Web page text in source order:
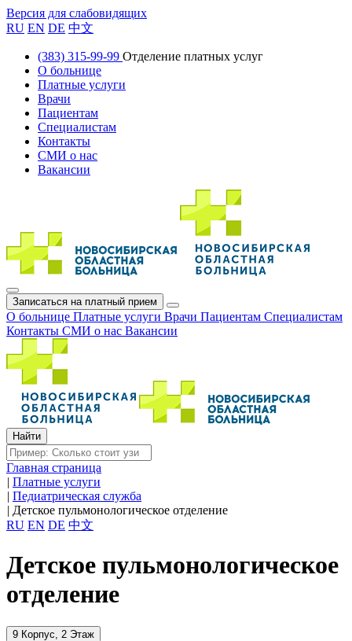
Версия для слабовидящих
RU EN DE 中文
(383) 315-99-99 Отделение платных услуг
О больнице
Платные услуги
Врачи
Пациентам
Специалистам
Контакты
СМИ о нас
Вакансии
Записаться на платный прием
О больнице Платные услуги Врачи Пациентам Специалистам
Контакты СМИ о нас Вакансии
Главная страница
| Платные услуги
| Педиатрическая служба
| Детское пульмонологическое отделение
RU EN DE 中文
Детское пульмонологическое
отделение
9 Корпус, 2 Этаж